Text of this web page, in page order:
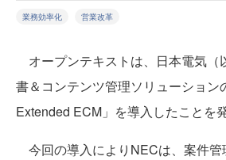
業務効率化 営業改革
オープンテキストは、日本電気（
書＆コンテンツ管理ソリューション
Extended ECM」を導入したことを
今回の導入によりNECは、案件管